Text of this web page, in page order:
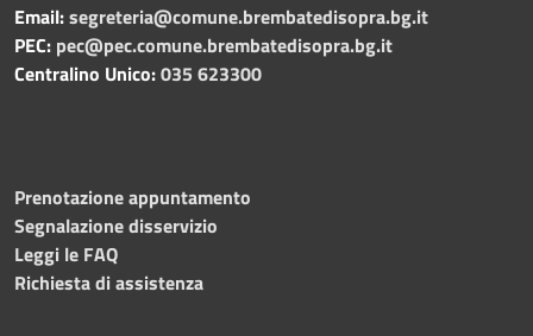
Email:segreteria@comune.brembatedisopra.bg.it
PEC: pec@pec.comune.brembatedisopra.bg.it
Centralino Unico:035 623300
Prenotazione appuntamento
Segnalazione disservizio
Leggi le FAQ
Richiesta di assistenza